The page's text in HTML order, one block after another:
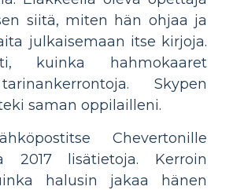
siitä, miten hän ohjaa ja
julkaisemaan itse kirjoja.
kuinka hahmokaaret
Skypen
saman oppilailleni.
Chevertonille
2017 lisätietoja. Kerroin
halusin jakaa hänen